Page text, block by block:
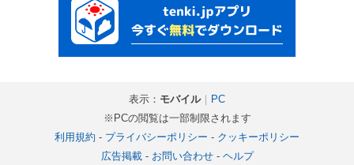
表示： モバイル｜ PC
※PCの閲覧は一部制限されます
利用規約 - プライバシーポリシー - クッキーポリシー
広告掲載- お問い合わせ- ヘルプ